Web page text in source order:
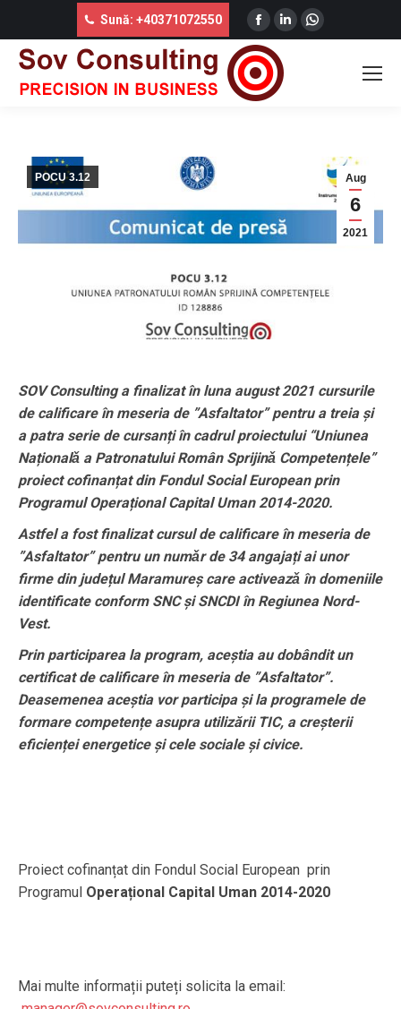
Sună: +40371072550
Facebook
page
opens
in
Linkedin
page
Whatsapp
page
COMUNICAT DE PRESĂ ID 128886 – SOV
CONSULTING, AUGUST 2021
You are here:
Aug
6
2021
POCU 3.12
SOV Consulting a finalizat în luna august 2021 cursurile
de calificare în meseria de ”Asfaltator” pentru a treia și
a patra serie de cursanți în cadrul proiectului “Uniunea
Naționalǎ a Patronatului Român Sprijinǎ Competențele”
proiect cofinanțat din Fondul Social European prin
Programul Operațional Capital Uman 2014-2020.
Astfel a fost finalizat cursul de calificare în meseria de
”Asfaltator” pentru un numǎr de 34 angajați ai unor
firme din județul Maramureș care activeazǎ în domeniile
identificate conform SNC și SNCDI în Regiunea Nord-
Vest.
Prin participarea la program, aceștia au dobândit un
certificat de calificare în meseria de ”Asfaltator”.
Deasemenea aceștia vor participa și la programele de
formare competențe asupra utilizării TIC, a creșterii
eficienței energetice și cele sociale și civice.
Proiect cofinanțat din Fondul Social European prin
Programul Operațional Capital Uman 2014-2020
Mai multe informații puteți solicita la email: